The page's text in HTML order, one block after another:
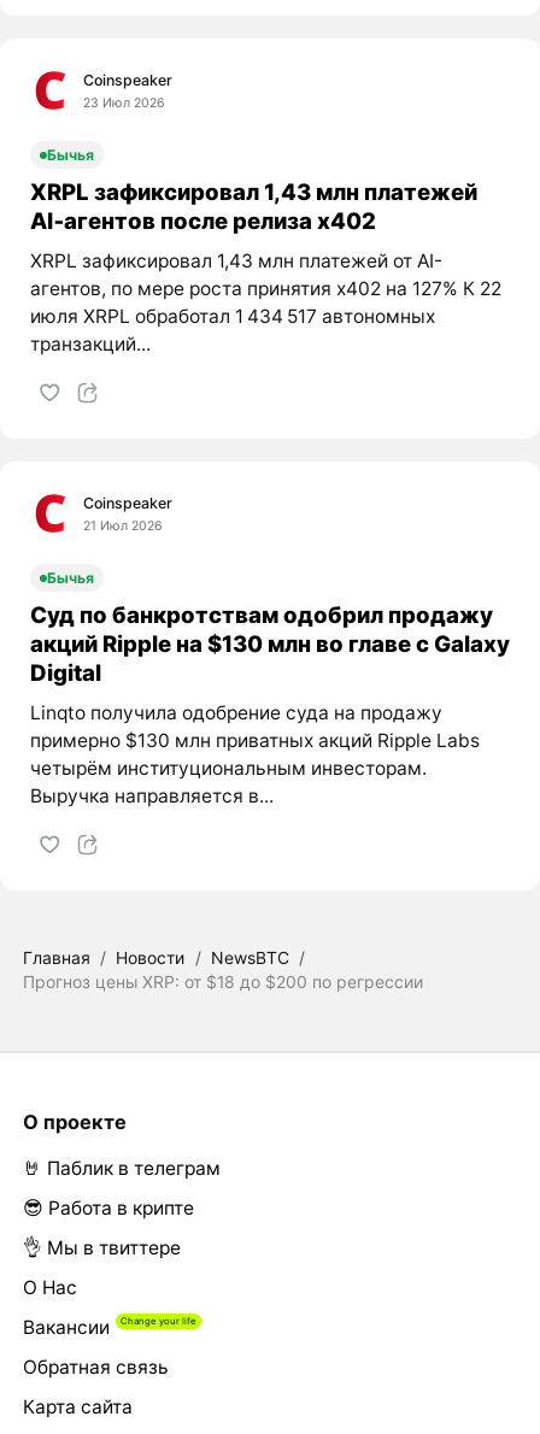
Coinspeaker
23 Июл 2026
Бычья
XRPL зафиксировал 1,43 млн платежей
AI‑агентов после релиза x402
XRPL зафиксировал 1,43 млн платежей от AI-
агентов, по мере роста принятия x402 на 127% К 22
июля XRPL обработал 1 434 517 автономных
транзакций...
Coinspeaker
21 Июл 2026
Бычья
Суд по банкротствам одобрил продажу
акций Ripple на $130 млн во главе с Galaxy
Digital
Linqto получила одобрение суда на продажу
примерно $130 млн приватных акций Ripple Labs
четырём институциональным инвесторам.
Выручка направляется в...
Главная / Новости / NewsBTC /
Прогноз цены XRP: от $18 до $200 по регрессии
О проекте
🤘 Паблик в телеграм
😎 Работа в крипте
👌 Мы в твиттере
О Нас
Вакансии
Обратная связь
Карта сайта